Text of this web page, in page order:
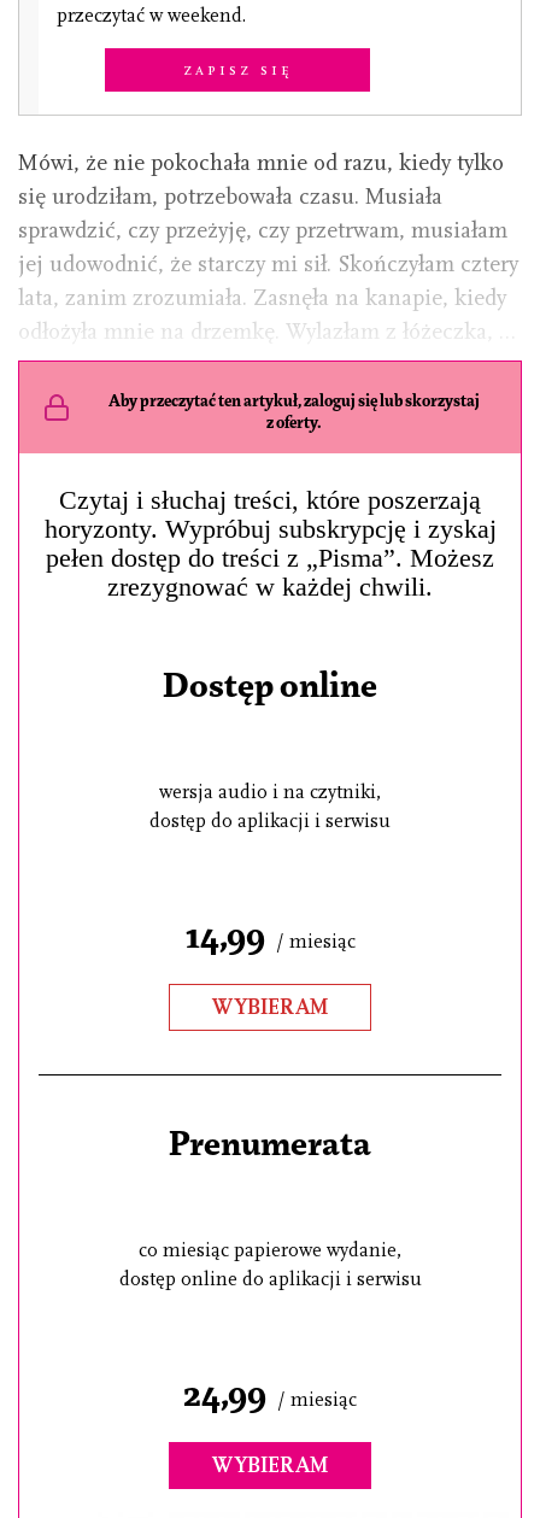
przeczytać w weekend.
Zapisz się
Mówi, że nie pokochała mnie od razu, kiedy tylko
się urodziłam, potrzebowała czasu. Musiała
sprawdzić, czy przeżyję, czy przetrwam, musiałam
jej udowodnić, że starczy mi sił. Skończyłam cztery
lata, zanim zrozumiała. Zasnęła na kanapie, kiedy
odłożyła mnie na drzemkę. Wylazłam z łóżeczka, …
Aby przeczytać ten artykuł, zaloguj się lub skorzystaj
z oferty.
Czytaj i słuchaj treści, które poszerzają
horyzonty. Wypróbuj subskrypcję i zyskaj
pełen dostęp do treści z „Pisma”. Możesz
zrezygnować w każdej chwili.
Dostęp online
wersja audio i na czytniki,
dostęp do aplikacji i serwisu
14,99 / miesiąc
WYBIERAM
Prenumerata
co miesiąc papierowe wydanie,
dostęp online do aplikacji i serwisu
24,99 / miesiąc
WYBIERAM